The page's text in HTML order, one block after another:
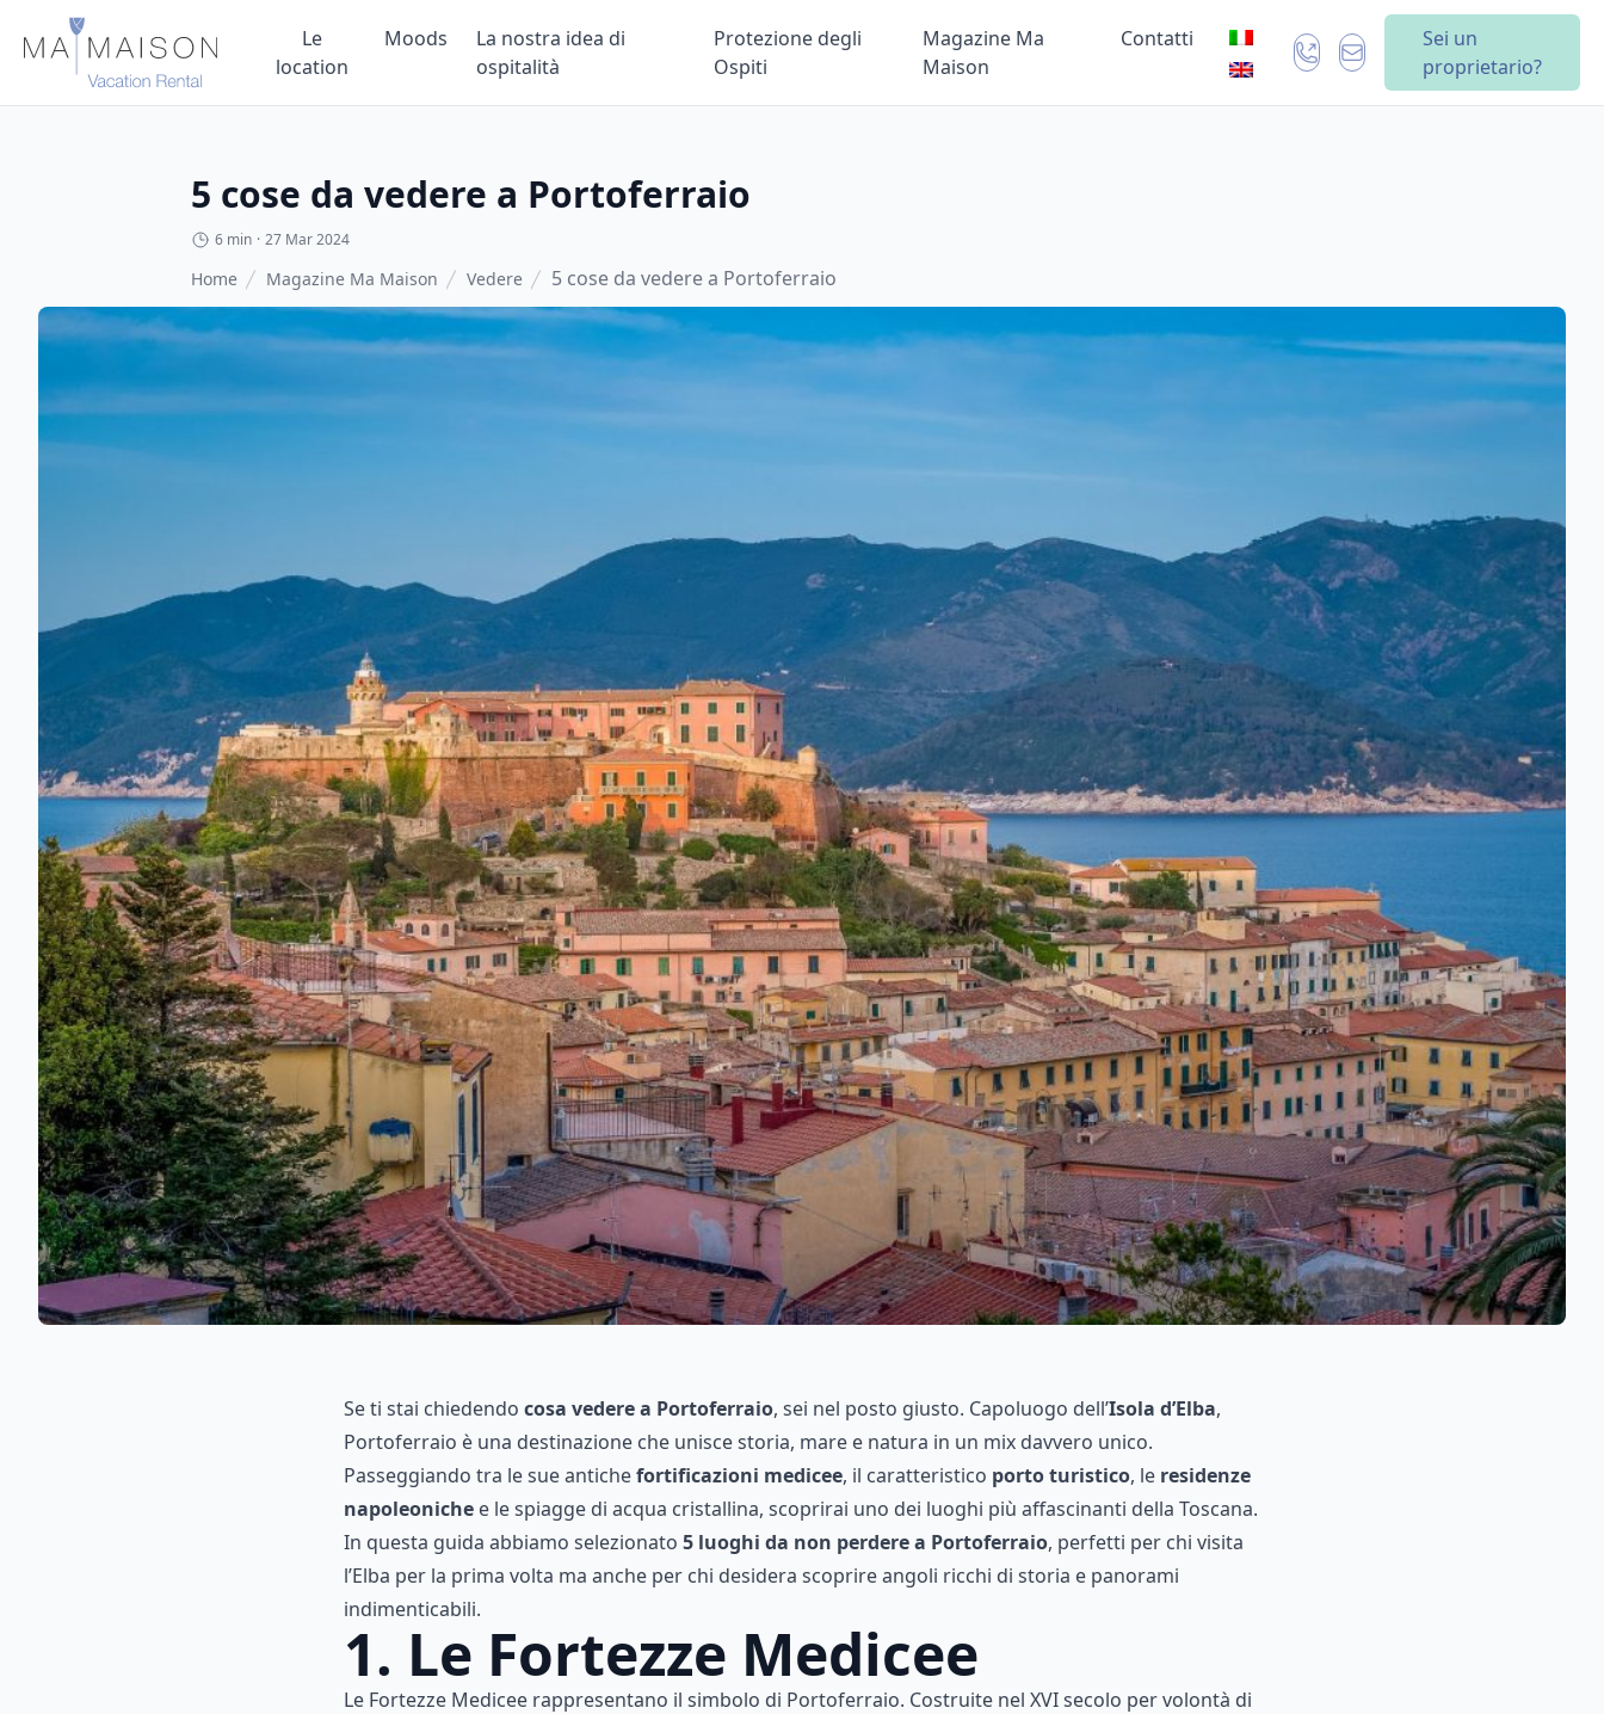
Le
location
Moods
La nostra idea di
ospitalità
Protezione degli
Ospiti
Magazine Ma
Maison
Contatti
Sei un
proprietario?
5 cose da vedere a Portoferraio
6 min · 27 Mar 2024
Home Magazine Ma Maison Vedere 5 cose da vedere a Portoferraio
Se ti stai chiedendo cosa vedere a Portoferraio, sei nel posto giusto. Capoluogo dell’Isola d’Elba,
Portoferraio è una destinazione che unisce storia, mare e natura in un mix davvero unico.
Passeggiando tra le sue antichefortificazioni medicee, il caratteristico porto turistico, le residenze
napoleoniche e le spiagge di acqua cristallina, scoprirai uno dei luoghi più affascinanti della Toscana.
In questa guida abbiamo selezionato 5 luoghi da non perdere a Portoferraio, perfetti per chi visita
l’Elba per la prima volta ma anche per chi desidera scoprire angoli ricchi di storia e panorami
indimenticabili.
1. Le Fortezze Medicee
Le Fortezze Medicee rappresentano il simbolo di Portoferraio. Costruite nel XVI secolo per volontà di